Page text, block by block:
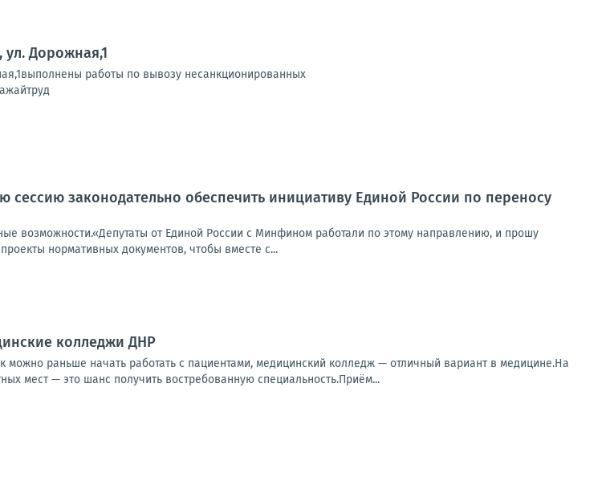
ул. Дорожная,1
работы по вывозу несанкционированных
законодательно обеспечить инициативу Единой России по переносу
возможности.«Депутаты от Единой России с Минфином работали по этому направлению, и прошу
нормативных документов, чтобы вместе с...
колледжи ДНР
можно раньше начать работать с пациентами, медицинский колледж — отличный вариант в медицине.На
мест — это шанс получить востребованную специальность.Приём...